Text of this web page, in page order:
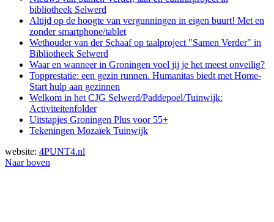
bibliotheek Selwerd
Altijd op de hoogte van vergunningen in eigen buurt! Met en
zonder smartphone/tablet
Wethouder van der Schaaf op taalproject "Samen Verder" in
Bibliotheek Selwerd
Waar en wanneer in Groningen voel jij je het meest onveilig?
Topprestatie: een gezin runnen. Humanitas biedt met Home-
Start hulp aan gezinnen
Welkom in het CJG Selwerd/Paddepoel/Tuinwijk:
Activiteitenfolder
Uitstapjes Groningen Plus voor 55+
Tekeningen Mozaïek Tuinwijk
website: 4PUNT4.nl
Naar boven